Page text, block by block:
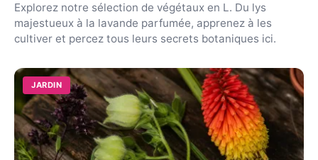
Explorez notre sélection de végétaux en L. Du lys
majestueux à la lavande parfumée, apprenez à les
cultiver et percez tous leurs secrets botaniques ici.
JARDIN